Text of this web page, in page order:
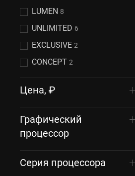
LUMEN 8
UNLIMITED 6
EXCLUSIVE 2
CONCEPT 2
Цена, ₽
Графический
процессор
Серия процессора